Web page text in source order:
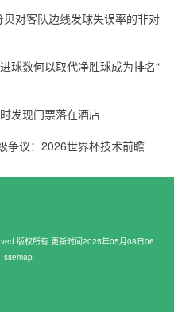
对客队边线发球失误率的非对称
数何以取代净胜球成为排名“新
发现门票落在酒店
争议：2026世界杯技术前瞻
版权所有 更新时间2025年05月08日06
sitemap